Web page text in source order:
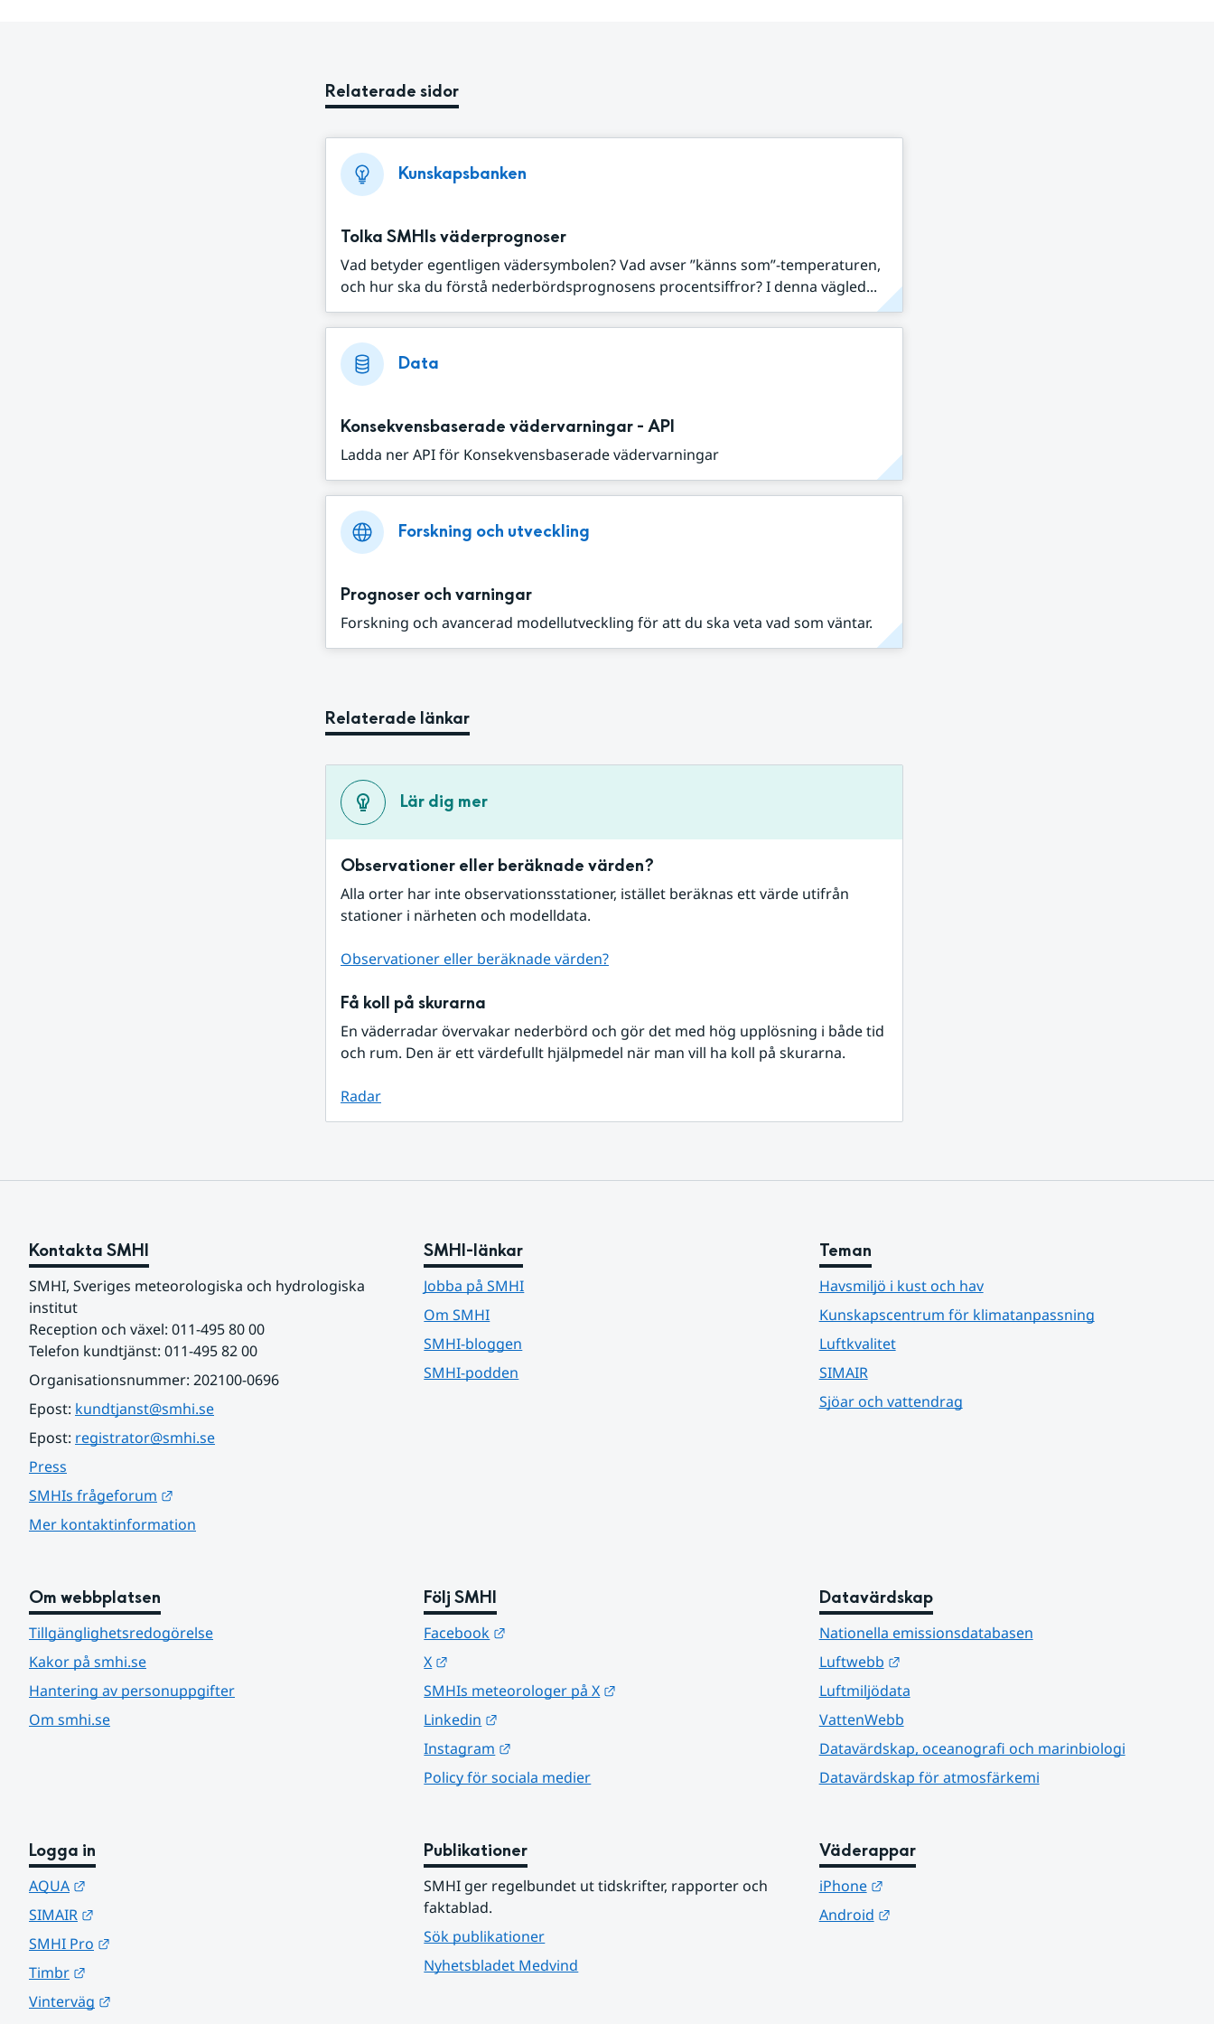
Relaterade sidor
Kunskapsbanken
Tolka SMHIs väderprognoser
Vad betyder egentligen vädersymbolen? Vad avser ”känns som”-temperaturen,
och hur ska du förstå nederbördsprognosens procentsiffror? I denna vägled...
Data
Konsekvensbaserade vädervarningar - API
Ladda ner API för Konsekvensbaserade vädervarningar
Forskning och utveckling
Prognoser och varningar
Forskning och avancerad modellutveckling för att du ska veta vad som väntar.
Relaterade länkar
Lär dig mer
Observationer eller beräknade värden?
Alla orter har inte observationsstationer, istället beräknas ett värde utifrån
stationer i närheten och modelldata.
Observationer eller beräknade värden?
Få koll på skurarna
En väderradar övervakar nederbörd och gör det med hög upplösning i både tid
och rum. Den är ett värdefullt hjälpmedel när man vill ha koll på skurarna.
Radar
Kontakta SMHI
SMHI, Sveriges meteorologiska och hydrologiska
institut
Reception och växel: 011-495 80 00
Telefon kundtjänst: 011-495 82 00
Organisationsnummer: 202100-0696
Epost: kundtjanst@smhi.se
Epost: registrator@smhi.se
Press
SMHIs frågeforum
Mer kontaktinformation
SMHI-länkar
Jobba på SMHI
Om SMHI
SMHI-bloggen
SMHI-podden
Teman
Havsmiljö i kust och hav
Kunskapscentrum för klimatanpassning
Luftkvalitet
SIMAIR
Sjöar och vattendrag
Om webbplatsen
Tillgänglighetsredogörelse
Kakor på smhi.se
Hantering av personuppgifter
Om smhi.se
Följ SMHI
Facebook
X
SMHIs meteorologer på X
Linkedin
Instagram
Policy för sociala medier
Datavärdskap
Nationella emissionsdatabasen
Luftwebb
Länk till annan webbplats.
Luftmiljödata
VattenWebb
Datavärdskap, oceanografi och marinbiologi
Datavärdskap för atmosfärkemi
Logga in
AQUA
SIMAIR
SMHI Pro
Timbr
Vinterväg
Publikationer
SMHI ger regelbundet ut tidskrifter, rapporter och
faktablad.
Sök publikationer
Nyhetsbladet Medvind
Väderappar
iPhone
Länk till annan webbplats.
Android
Länk till annan webbplats.